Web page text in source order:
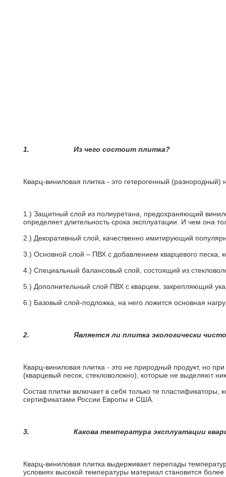
1. Из чего состоит плитка?
Кварц-виниловая плитка - это гетерогенный
1.) Защитный слой из полиуретана, предохраняющий
определяет длительность срока эксплуатации. И чем она
2.) Декоративный слой, качественно имитирующий
3.) Основной слой – ПВХ с добавлением кварцевого песка,
4.) Специальный балансовый слой, состоящий из
5.) Дополнительный слой ПВХ с кварцем, закрепляющий
6.) Базовый слой-подложка, на него ложится основная
2. Является ли плитка экологически
Кварц-виниловая плитка - это не природный продукт, но
(кварцевый песок, стекловолокно), которые не выделяют
Состав плитки включает в себя только те
сертификатами России Европы и США.
3. Какова температура эксплуатации
Кварц-виниловая плитка выдерживает перепады
условиях высокой температуры материал становится